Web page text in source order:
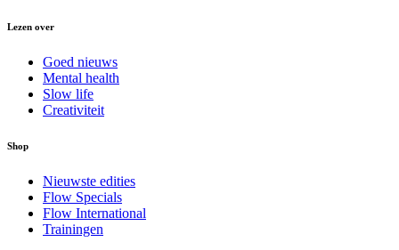
Lezen over
Goed nieuws
Mental health
Slow life
Creativiteit
Shop
Nieuwste edities
Flow Specials
Flow International
Trainingen